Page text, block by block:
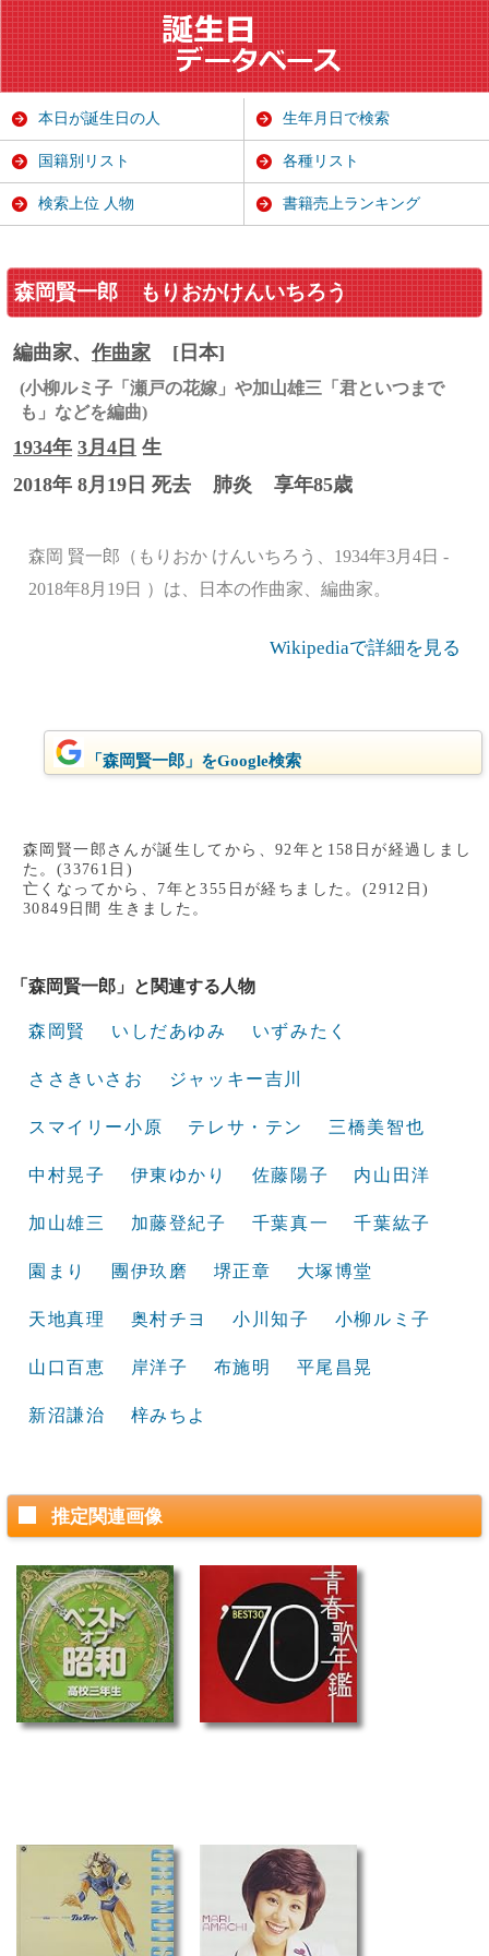
森岡賢一郎 もりおかけんいちろう
編曲家、 作曲家 [日本]
(小柳ルミ子「瀬戸の花嫁」や加山雄三「君といつまで
も」などを編曲)
1934年 3月4日 生
2018年 8月19日 死去
肺炎 享年85歳
森岡 賢一郎（もりおか けんいちろう、1934年3月4日 -
2018年8月19日 ）は、日本の作曲家、編曲家。
Wikipediaで詳細を見る
「森岡賢一郎」をGoogle検索
森岡賢一郎さんが誕生してから、92年と158日が経過しまし
た。(33761日)
亡くなってから、7年と355日が経ちました。(2912日)
30849日間 生きました。
「森岡賢一郎」と関連する人物
森岡賢 いしだあゆみ いずみたく
ささきいさお ジャッキー吉川
スマイリー小原 テレサ・テン 三橋美智也
中村晃子 伊東ゆかり 佐藤陽子 内山田洋
加山雄三 加藤登紀子 千葉真一 千葉紘子
園まり 團伊玖磨 堺正章 大塚博堂
天地真理 奥村チヨ 小川知子 小柳ルミ子
山口百恵 岸洋子 布施明 平尾昌晃
新沼謙治 梓みちよ
推定関連画像
本日が誕生日の人 生年月日で検索
国籍別リスト 各種リスト
検索上位 人物 書籍売上ランキング